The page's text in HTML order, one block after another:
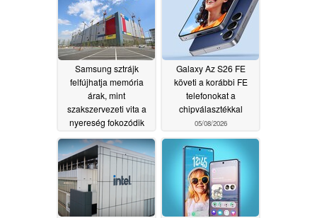
Samsung sztrájk
felfújhatja memória
árak, mint
szakszervezeti vita a
nyereség fokozódik
05/08/2026
Galaxy Az S26 FE
követi a korábbi FE
telefonokat a
chipválasztékkal
05/08/2026